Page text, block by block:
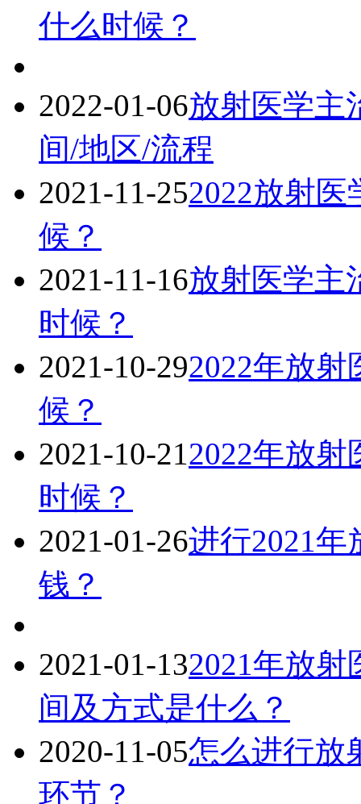
什么时候？
2022-01-06放射医学主
间/地区/流程
2021-11-252022放射
候？
2021-11-16放射医学主
时候？
2021-10-292022年放
候？
2021-10-212022年放
时候？
2021-01-26进行2021
钱？
2021-01-132021年放
间及方式是什么？
2020-11-05怎么进行放
环节？